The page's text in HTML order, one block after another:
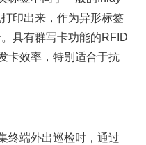
印出来，作为异形标签
具有群写卡功能的RFID
卡效率，特别适合于抗
端外出巡检时，通过